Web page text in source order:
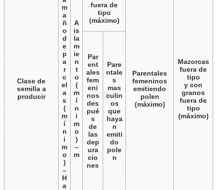
Clase de
semilla a
producir
m
a
ñ
o
d
e
p
a
r
c
el
a
s
(
m
í
n
i
m
o
)
–
H
a
A
is
la
m
ie
n
t
o
(
m
í
n
i
m
o
)
–
m
fuera de
tipo
(máximo)
Parentales
femeninos
emitiendo
polen
(máximo)
Mazorcas
fuera de
tipo
y con
granos
fuera de
tipo
(máximo)
Par
ent
ales
fem
eni
nos
des
pué
s
de
las
dep
ura
cio
nes
Pare
ntale
s
mas
culin
os
que
haya
n
emiti
do
pole
n